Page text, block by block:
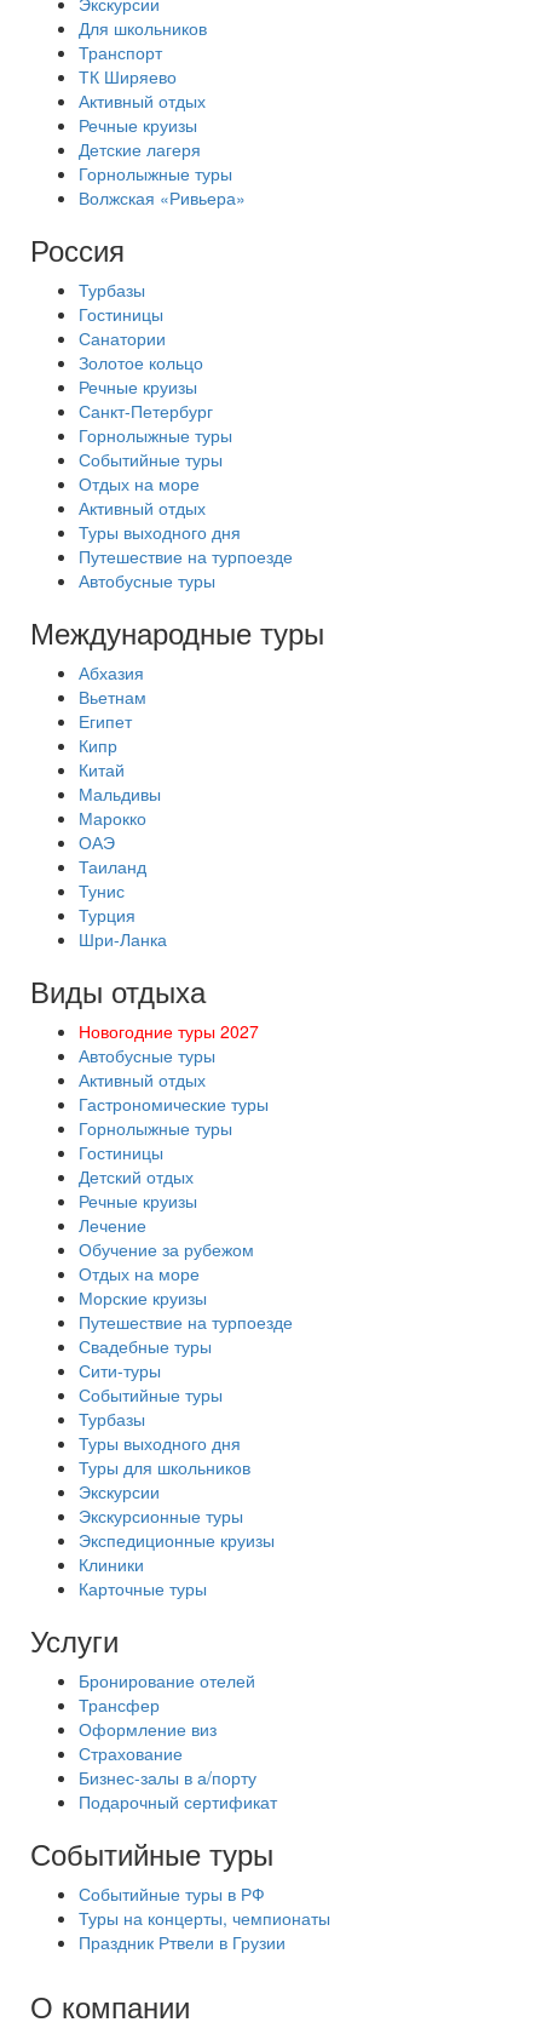
Для школьников
Транспорт
ТК Ширяево
Активный отдых
Речные круизы
Детские лагеря
Горнолыжные туры
Волжская «Ривьера»
Россия
Турбазы
Гостиницы
Санатории
Золотое кольцо
Речные круизы
Санкт-Петербург
Горнолыжные туры
Событийные туры
Отдых на море
Активный отдых
Туры выходного дня
Путешествие на турпоезде
Автобусные туры
Международные туры
Абхазия
Вьетнам
Египет
Кипр
Китай
Мальдивы
Марокко
ОАЭ
Таиланд
Тунис
Турция
Шри-Ланка
Виды отдыха
Новогодние туры 2027
Автобусные туры
Активный отдых
Гастрономические туры
Горнолыжные туры
Гостиницы
Детский отдых
Речные круизы
Лечение
Обучение за рубежом
Отдых на море
Морские круизы
Путешествие на турпоезде
Свадебные туры
Сити-туры
Событийные туры
Турбазы
Туры выходного дня
Туры для школьников
Экскурсии
Экскурсионные туры
Экспедиционные круизы
Клиники
Карточные туры
Услуги
Бронирование отелей
Трансфер
Оформление виз
Страхование
Бизнес-залы в а/порту
Подарочный сертификат
Событийные туры
Событийные туры в РФ
Туры на концерты, чемпионаты
Праздник Ртвели в Грузии
О компании